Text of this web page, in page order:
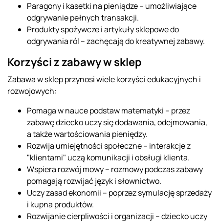
Paragony i kasetki na pieniądze – umożliwiające
odgrywanie pełnych transakcji.
Produkty spożywcze i artykuły sklepowe do
odgrywania ról – zachęcają do kreatywnej zabawy.
Korzyści z zabawy w sklep
Zabawa w sklep przynosi wiele korzyści edukacyjnych i
rozwojowych:
Pomaga w nauce podstaw matematyki – przez
zabawę dziecko uczy się dodawania, odejmowania,
a także wartościowania pieniędzy.
Rozwija umiejętności społeczne – interakcje z
"klientami" uczą komunikacji i obsługi klienta.
Wspiera rozwój mowy – rozmowy podczas zabawy
pomagają rozwijać język i słownictwo.
Uczy zasad ekonomii – poprzez symulację sprzedaży
i kupna produktów.
Rozwijanie cierpliwości i organizacji – dziecko uczy